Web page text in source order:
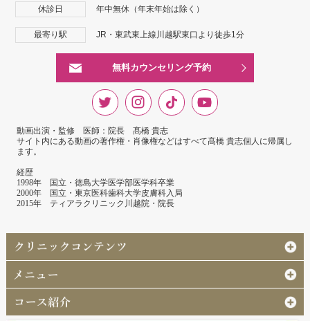
休診日 年中無休（年末年始は除く）
最寄り駅 JR・東武東上線川越駅東口より徒歩1分
無料カウンセリング予約
動画出演・監修 医師：院長 髙橋 貴志
サイト内にある動画の著作権・肖像権などはすべて髙橋 貴志個人に帰属し
ます。
経歴
1998年 国立・徳島大学医学部医学科卒業
2000年 国立・東京医科歯科大学皮膚科入局
2015年 ティアラクリニック川越院・院長